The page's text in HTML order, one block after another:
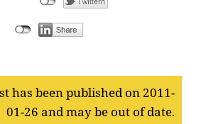
has been published on 2011-
01-26 and may be out of date.